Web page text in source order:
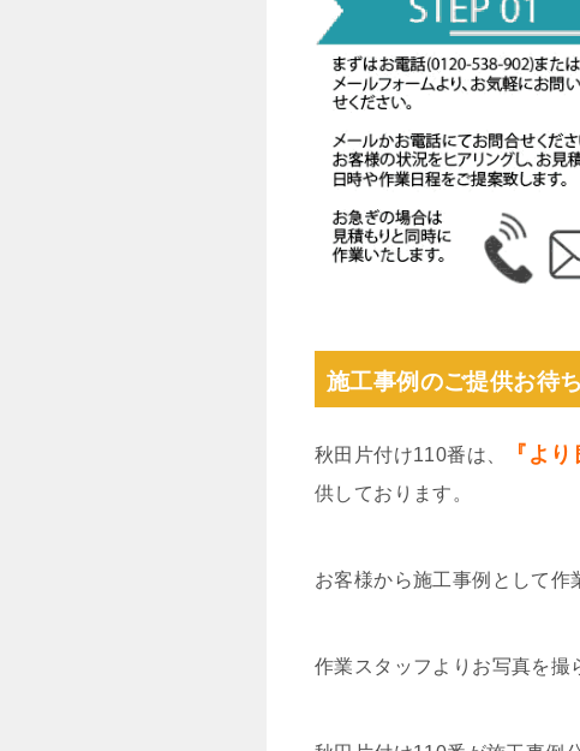
施工事例のご提供お待
秋田片付け110番は、 『よ
供しております。
お客様から施工事例として
作業スタッフよりお写真を撮